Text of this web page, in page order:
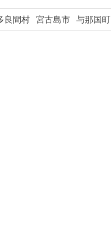
良間村 宮古島市 与那国町